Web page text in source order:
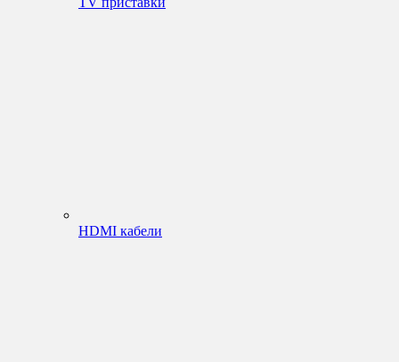
HDMI кабели